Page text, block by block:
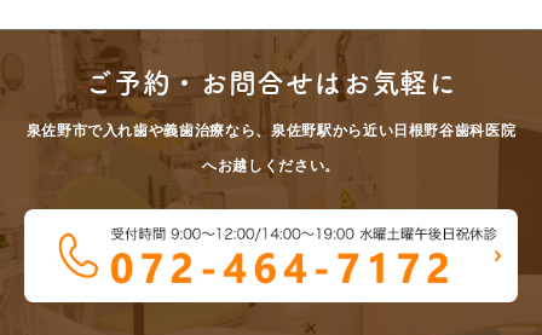
ご予約・お問合せはお気軽に
泉佐野市で入れ歯や義歯治療なら、泉佐野駅から近い日根野谷歯科医院
へお越しください。